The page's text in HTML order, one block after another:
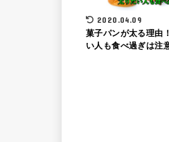
2020.04.09
菓子パンが太る理由
い人も食べ過ぎは注